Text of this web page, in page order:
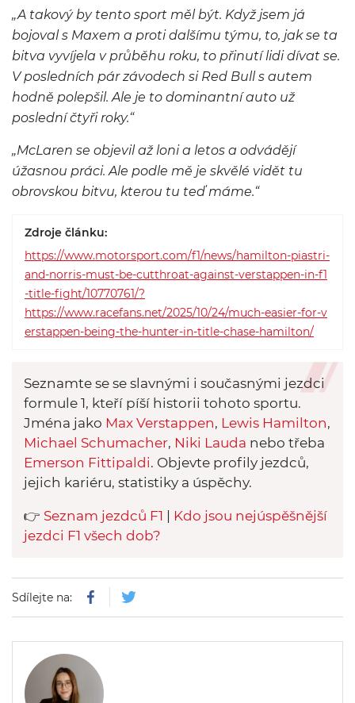
„A takový by tento sport měl být. Když jsem já
bojoval s Maxem a proti dalšímu týmu, to, jak se ta
bitva vyvíjela v průběhu roku, to přinutí lidi dívat se.
V posledních pár závodech si Red Bull s autem
hodně polepšil. Ale je to dominantní auto už
poslední čtyři roky.“
„McLaren se objevil až loni a letos a odvádějí
úžasnou práci. Ale podle mě je skvělé vidět tu
obrovskou bitvu, kterou tu teď máme.“
Zdroje článku:
https://www.motorsport.com/f1/news/hamilton-piastri-
and-norris-must-be-cutthroat-against-verstappen-in-f1
-title-fight/10770761/?
https://www.racefans.net/2025/10/24/much-easier-for-v
erstappen-being-the-hunter-in-title-chase-hamilton/
Seznamte se se slavnými i současnými jezdci
formule 1, kteří píší historii tohoto sportu.
Jména jako Max Verstappen, Lewis Hamilton,
Michael Schumacher, Niki Lauda nebo třeba
Emerson Fittipaldi. Objevte profily jezdců,
jejich kariéru, statistiky a úspěchy.
👉 Seznam jezdců F1
Kdo jsou nejúspěšnější
jezdci F1 všech dob?
Sdílejte na: